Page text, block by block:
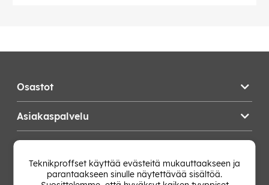
Osastot
Asiakaspalvelu
Vaihda Maa
Teknikproffset käyttää evästeitä mukauttaakseen ja
parantaakseen sinulle näytettävää sisältöä.